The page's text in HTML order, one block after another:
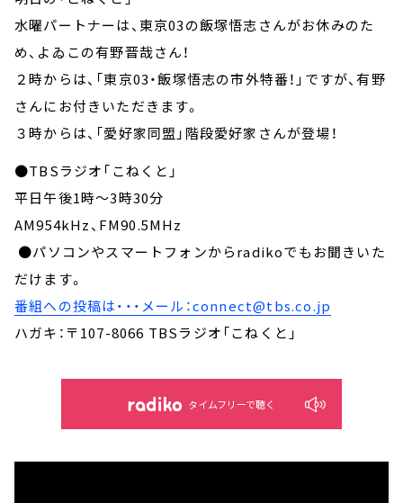
水曜パートナーは、東京03の飯塚悟志さんがお休みのた
め、よゐこの有野晋哉さん！
２時からは、「東京03・飯塚悟志の市外特番！」ですが、有野
さんにお付きいただきます。
３時からは、「愛好家同盟」階段愛好家さんが登場！
●TBSラジオ「こねくと」
平日午後1時～3時30分
AM954kHz、FM90.5MHz
●パソコンやスマートフォンからradikoでもお聞きいた
だけます。
番組への投稿は・・・メール：connect@tbs.co.jp
ハガキ：〒107-8066 TBSラジオ「こねくと」
タイムフリーで聴く